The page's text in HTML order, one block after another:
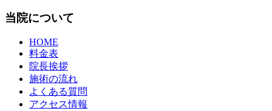
当院について
HOME
料金表
院長挨拶
施術の流れ
よくある質問
アクセス情報